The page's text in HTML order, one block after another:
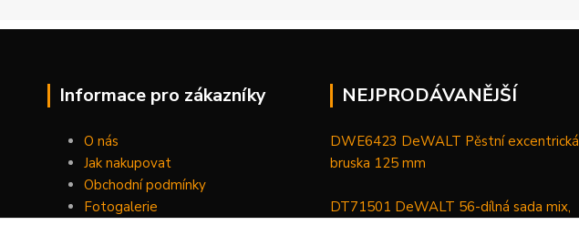
Informace pro zákazníky
O nás
Jak nakupovat
Obchodní podmínky
Fotogalerie
NEJPRODÁVANĚJŠÍ
DWE6423 DeWALT Pěstní excentrická
bruska 125 mm
DT71501 DeWALT 56-dílná sada mix,